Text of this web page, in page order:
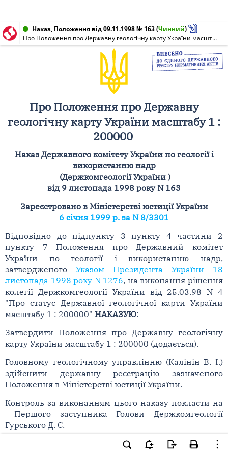
Наказ, Положення від 09.11.1998 № 163(Чинний)
Про Положення про Державну геологічну карту України масштабу 1 : 200000